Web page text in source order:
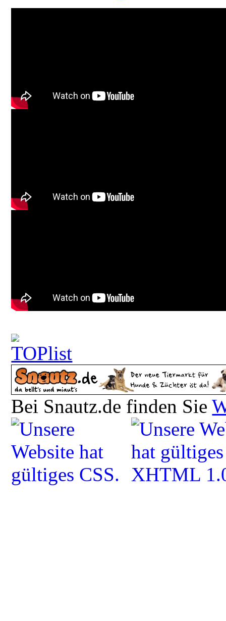
Bei Snautz.de finden Sie